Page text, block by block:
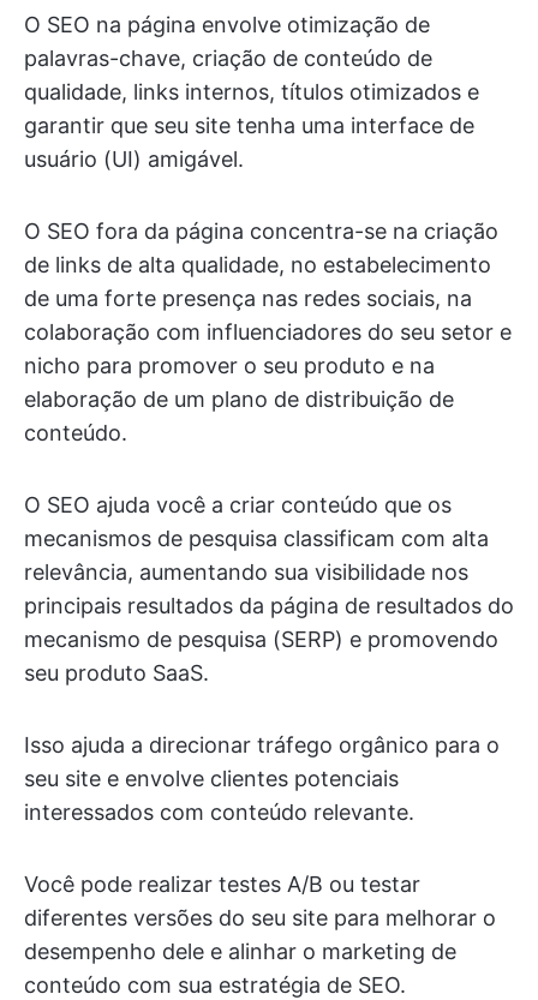
O SEO na página envolve otimização de
palavras-chave, criação de conteúdo de
qualidade, links internos, títulos otimizados e
garantir que seu site tenha uma interface de
usuário (UI) amigável.
O SEO fora da página concentra-se na criação
de links de alta qualidade, no estabelecimento
de uma forte presença nas redes sociais, na
colaboração com influenciadores do seu setor e
nicho para promover o seu produto e na
elaboração de um plano de distribuição de
conteúdo.
O SEO ajuda você a criar conteúdo que os
mecanismos de pesquisa classificam com alta
relevância, aumentando sua visibilidade nos
principais resultados da página de resultados do
mecanismo de pesquisa (SERP) e promovendo
seu produto SaaS.
Isso ajuda a direcionar tráfego orgânico para o
seu site e envolve clientes potenciais
interessados com conteúdo relevante.
Você pode realizar testes A/B ou testar
diferentes versões do seu site para melhorar o
desempenho dele e alinhar o marketing de
conteúdo com sua estratégia de SEO.